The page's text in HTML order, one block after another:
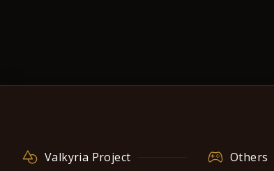
Valkyria Project Others